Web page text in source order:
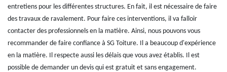
entretiens pour les différentes structures. En fait, il est nécessaire de faire
des travaux de ravalement. Pour faire ces interventions, il va falloir
contacter des professionnels en la matière. Ainsi, nous pouvons vous
recommander de faire confiance à SG Toiture. Il a beaucoup d'expérience
en la matière. Il respecte aussi les délais que vous avez établis. Il est
possible de demander un devis qui est gratuit et sans engagement.